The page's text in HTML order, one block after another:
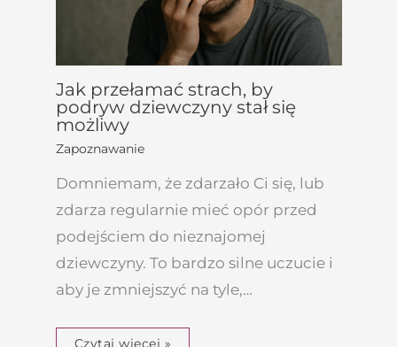
Jak przełamać strach, by
podryw dziewczyny stał się
możliwy
Zapoznawanie
Domniemam, że zdarzało Ci się, lub
zdarza regularnie mieć opór przed
podejściem do nieznajomej
dziewczyny. To bardzo silne uczucie i
aby je zmniejszyć na tyle,…
Czytaj więcej »